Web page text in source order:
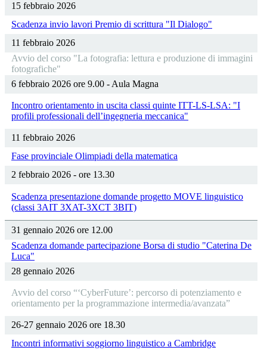
15 febbraio 2026
Scadenza invio lavori Premio di scrittura "Il Dialogo"
11 febbraio 2026
Avvio del corso "La fotografia: lettura e produzione di immagini
fotografiche"
6 febbraio 2026 ore 9.00 - Aula Magna
Incontro orientamento in uscita classi quinte ITT-LS-LSA: "I
profili professionali dell’ingegneria meccanica"
11 febbraio 2026
Fase provinciale Olimpiadi della matematica
2 febbraio 2026 - ore 13.30
Scadenza presentazione domande progetto MOVE linguistico
(classi 3AIT 3XAT-3XCT 3BIT)
31 gennaio 2026 ore 12.00
Scadenza domande partecipazione Borsa di studio "Caterina De
Luca"
28 gennaio 2026
Avvio del corso “‘CyberFuture’: percorso di potenziamento e
orientamento per la programmazione intermedia/avanzata”
26-27 gennaio 2026 ore 18.30
Incontri informativi soggiorno linguistico a Cambridge